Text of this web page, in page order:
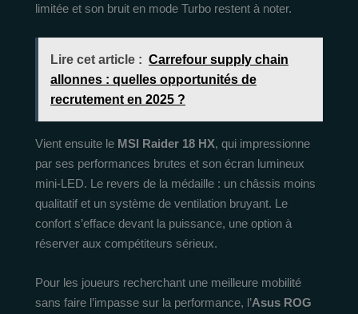
limitée et son bruit en mode Turbo restent à noter.
Lire cet article : Carrefour supply chain
allonnes : quelles opportunités de
recrutement en 2025 ?
Vient ensuite le MSI Raider 18 HX, qui impressionne
par ses performances brutes et son écran lumineux
mini-LED. Le revers de la médaille : un châssis moins
qualitatif et un système de ventilation bruyant. Le
confort s’efface devant la puissance, une option à
réserver aux compétiteurs sérieux.
Pour les joueurs recherchant une meilleure mobilité
sans faire l’impasse sur la performance, l’Asus ROG